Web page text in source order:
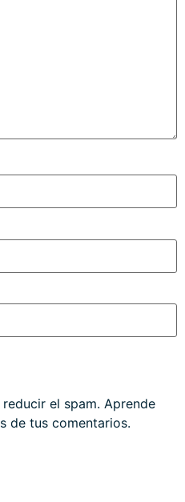
el spam. Aprende
de tus comentarios.